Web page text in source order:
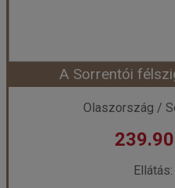
Időpont:
már
A Sorrentói
Olaszország /